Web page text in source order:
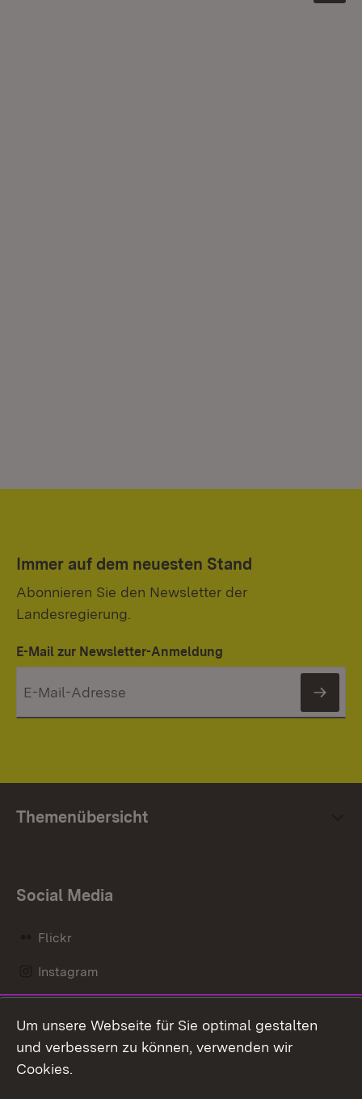
Immer auf dem neuesten Stand
Abonnieren Sie den Newsletter der
Landesregierung.
E-Mail zur Newsletter-Anmeldung
Themenübersicht
Social Media
Flickr
Instagram
Mastodon
Messenger
Um unsere Webseite für Sie optimal gestalten
und verbessern zu können, verwenden wir
Cookies.